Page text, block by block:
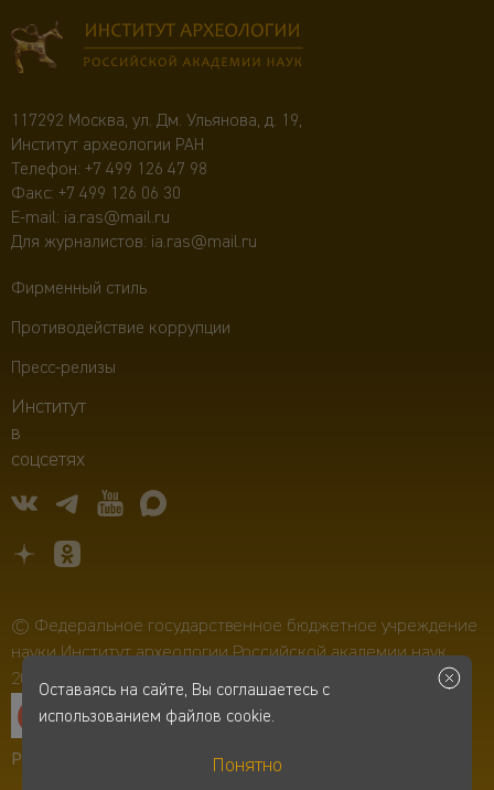
117292 Москва, ул. Дм. Ульянова, д. 19,
Институт археологии РАН
Телефон: +7 499 126 47 98
Факс: +7 499 126 06 30
E-mail: ia.ras@mail.ru
Для журналистов: ia.ras@mail.ru
Фирменный стиль
Противодействие коррупции
Пресс-релизы
Институт
в
соцсетях
© Федеральное государственное бюджетное учреждение
науки Институт археологии Российской академии наук,
2006–2026
Разработка сайта Infospice
Оставаясь на сайте, Вы соглашаетесь с
использованием файлов cookie.
Понятно